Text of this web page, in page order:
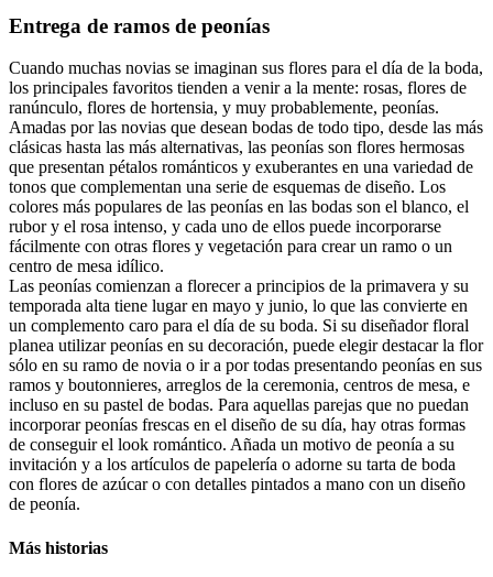
Entrega de ramos de peonías
Cuando muchas novias se imaginan sus flores para el día de la boda,
los principales favoritos tienden a venir a la mente: rosas, flores de
ranúnculo, flores de hortensia, y muy probablemente, peonías.
Amadas por las novias que desean bodas de todo tipo, desde las más
clásicas hasta las más alternativas, las peonías son flores hermosas
que presentan pétalos románticos y exuberantes en una variedad de
tonos que complementan una serie de esquemas de diseño. Los
colores más populares de las peonías en las bodas son el blanco, el
rubor y el rosa intenso, y cada uno de ellos puede incorporarse
fácilmente con otras flores y vegetación para crear un ramo o un
centro de mesa idílico.
Las peonías comienzan a florecer a principios de la primavera y su
temporada alta tiene lugar en mayo y junio, lo que las convierte en
un complemento caro para el día de su boda. Si su diseñador floral
planea utilizar peonías en su decoración, puede elegir destacar la flor
sólo en su ramo de novia o ir a por todas presentando peonías en sus
ramos y boutonnieres, arreglos de la ceremonia, centros de mesa, e
incluso en su pastel de bodas. Para aquellas parejas que no puedan
incorporar peonías frescas en el diseño de su día, hay otras formas
de conseguir el look romántico. Añada un motivo de peonía a su
invitación y a los artículos de papelería o adorne su tarta de boda
con flores de azúcar o con detalles pintados a mano con un diseño
de peonía.
Más historias